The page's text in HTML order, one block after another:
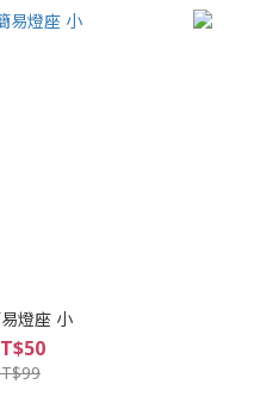
燈座 小